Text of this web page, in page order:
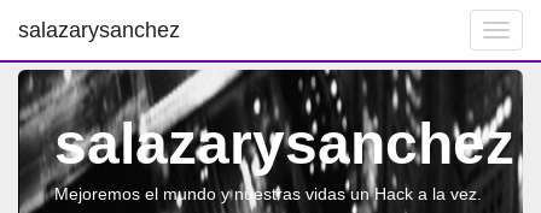
salazarysanchez
salazarysanchez
Mejoremos el mundo y nuestras vidas un Hack a la vez.